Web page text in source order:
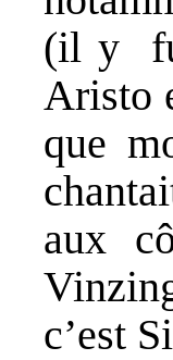
(il y
Aristo
que
aux
c’est